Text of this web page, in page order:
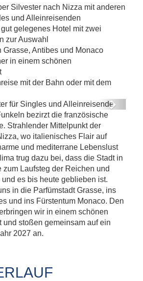
Silvester nach Nizza mit anderen
und Alleinreisenden
gelegenes Hotel mit zwei
zur Auswahl
Grasse, Antibes und Monaco
in einem schönen
mit der Bahn oder mit dem
Nizza – Silvester für Singles
Alleinreisende
Next
bezirzt die französische
Strahlender Mittelpunkt der
wo italienisches Flair auf
und mediterrane Lebenslust
trug dazu bei, dass die Stadt in
Laufsteg der Reichen und
es bis heute geblieben ist.
in die Parfümstadt Grasse, ins
und ins Fürstentum Monaco. Den
wir in einem schönen
und stoßen gemeinsam auf ein
2027 an.